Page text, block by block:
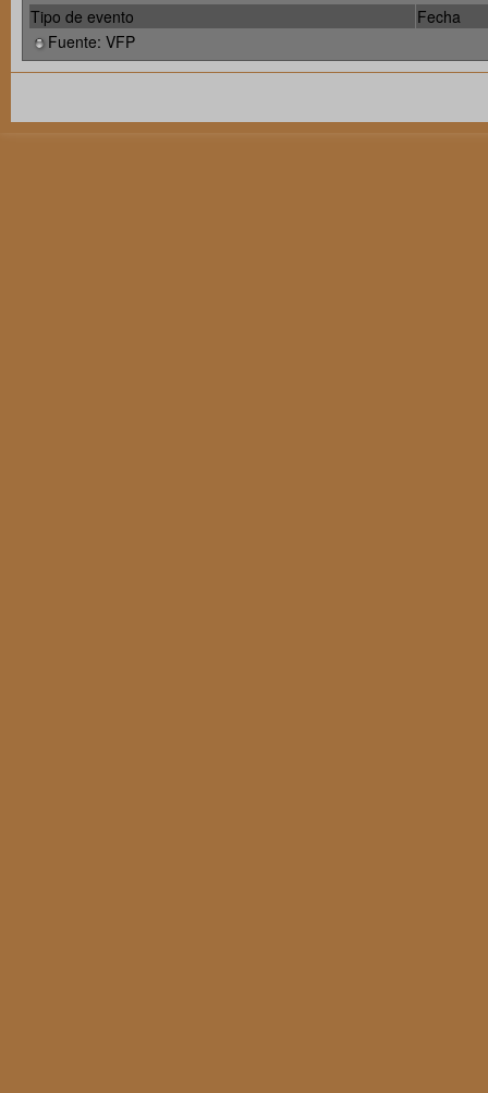
Tipo de evento
Fecha
Fuente: VFP